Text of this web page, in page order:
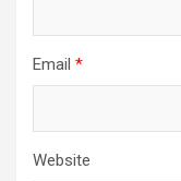
Email *
Website